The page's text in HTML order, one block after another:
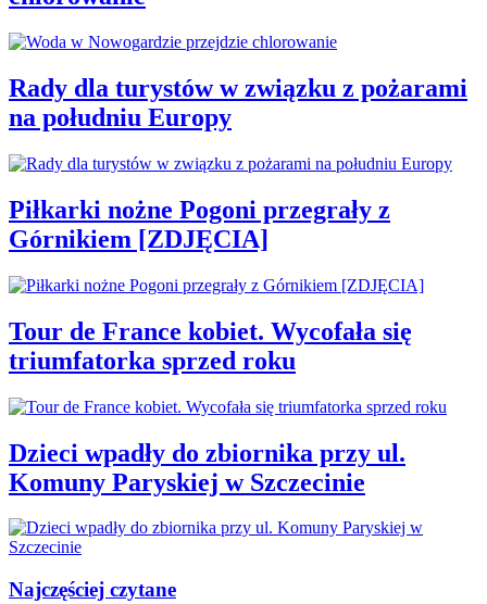
Rady dla turystów w związku z pożarami
na południu Europy
Piłkarki nożne Pogoni przegrały z
Górnikiem [ZDJĘCIA]
Tour de France kobiet. Wycofała się
triumfatorka sprzed roku
Dzieci wpadły do zbiornika przy ul.
Komuny Paryskiej w Szczecinie
Najczęściej czytane